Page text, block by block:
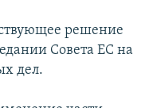
решение
Совета ЕС на
дел.